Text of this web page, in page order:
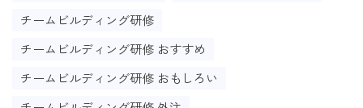
チームビルディング研修
チームビルディング研修 おすすめ
チームビルディング研修 おもしろい